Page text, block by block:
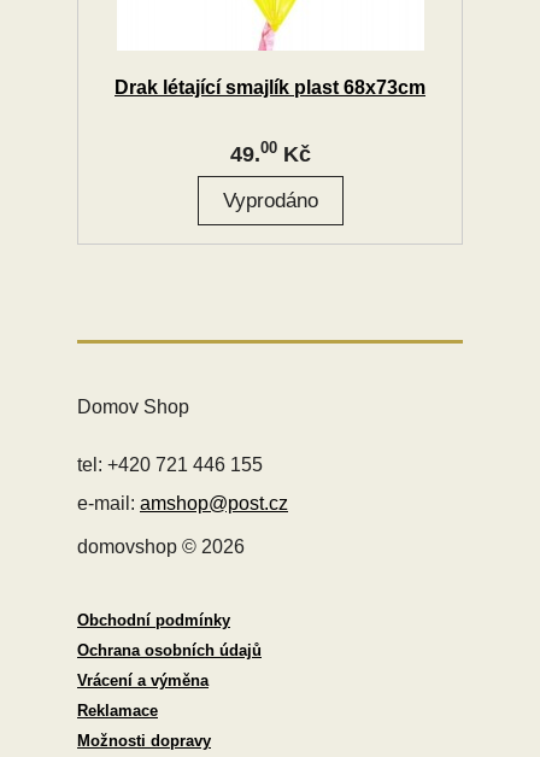
Drak létající smajlík plast 68x73cm
49.00Kč
Domov Shop
tel: +420 721 446 155
e-mail: amshop@post.cz
domovshop © 2026
Obchodní podmínky
Ochrana osobních údajů
Vrácení a výměna
Reklamace
Možnosti dopravy